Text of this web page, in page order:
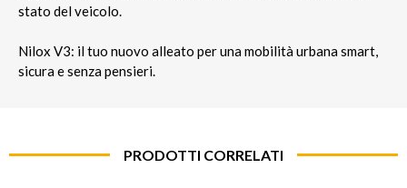
stato del veicolo.
Nilox V3: il tuo nuovo alleato per una mobilità urbana smart,
sicura e senza pensieri.
PRODOTTI CORRELATI